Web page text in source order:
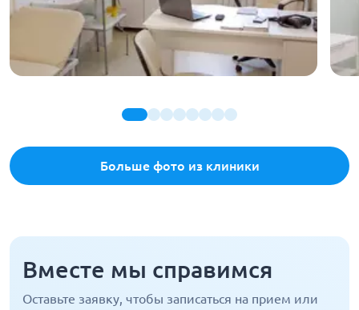
Больше фото из клиники
Вместе мы справимся
Оставьте заявку, чтобы записаться на прием или